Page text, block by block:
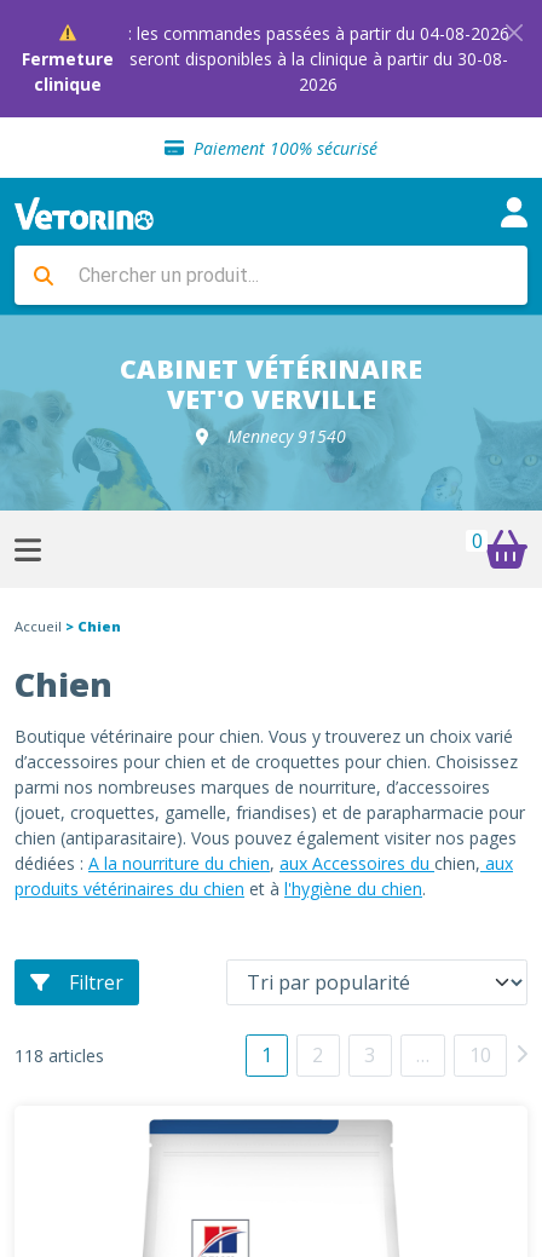
Fermeture
clinique
: les commandes passées à partir du 04-08-2026
seront disponibles à la clinique à partir du 30-08-
2026
Sélection de croquettes vétérinaire
Paiement 100% sécurisé
Livraison gratuite en clinique vétérinaire
Sélection de croquettes vétérinaire
Livraison gratuite en clinique vétérinaire
Retour gratuit en clinique
CABINET VÉTÉRINAIRE
VET'O VERVILLE
Mennecy 91540
0
Accueil > Chien
Chien
Boutique vétérinaire pour chien. Vous y trouverez un choix varié
d’accessoires pour chien et de croquettes pour chien. Choisissez
parmi nos nombreuses marques de nourriture, d’accessoires
(jouet, croquettes, gamelle, friandises) et de parapharmacie pour
chien (antiparasitaire). Vous pouvez également visiter nos pages
dédiées : A la nourriture du chien, aux Accessoires du chien, aux
produits vétérinaires du chien et à l'hygiène du chien.
Filtrer
118 articles 1 2 3 … 10